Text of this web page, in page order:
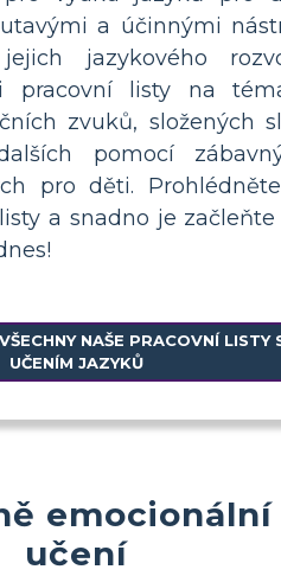
a účinnými
jazykového
pracovní listy na
zvuků, složených
pomocí
pro děti.
a snadno je
NAŠE PRACOVNÍ LISTY
UČENÍM JAZYKŮ
emocionální
učení